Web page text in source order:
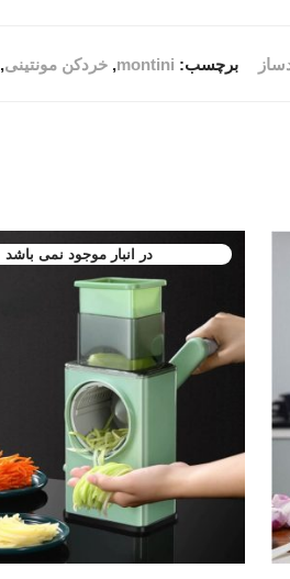
برچسب: montini
, خردکن مونتینی,